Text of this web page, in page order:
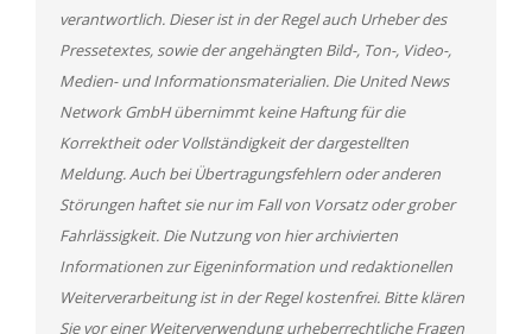
verantwortlich. Dieser ist in der Regel auch Urheber des
Pressetextes, sowie der angehängten Bild-, Ton-, Video-,
Medien- und Informationsmaterialien. Die United News
Network GmbH übernimmt keine Haftung für die
Korrektheit oder Vollständigkeit der dargestellten
Meldung. Auch bei Übertragungsfehlern oder anderen
Störungen haftet sie nur im Fall von Vorsatz oder grober
Fahrlässigkeit. Die Nutzung von hier archivierten
Informationen zur Eigeninformation und redaktionellen
Weiterverarbeitung ist in der Regel kostenfrei. Bitte klären
Sie vor einer Weiterverwendung urheberrechtliche Fragen